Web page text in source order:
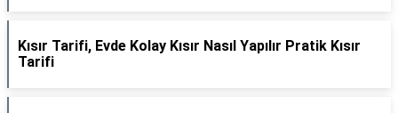
Kısır Tarifi, Evde Kolay Kısır Nasıl Yapılır Pratik Kısır
Tarifi